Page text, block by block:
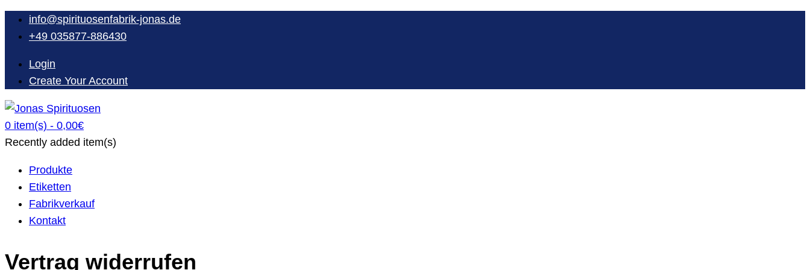
Skip
info@spirituosenfabrik-jonas.de
+49 035877-886430
Login
Create Your Account
Oberlausitzer Spirituosen seit 1934
0 item(s) - 0,00€
Recently added item(s)
Produkte
Etiketten
Fabrikverkauf
Kontakt
Vertrag widerrufen